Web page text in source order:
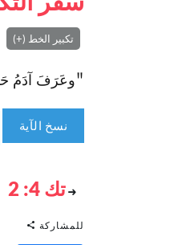
تكبير الخط (+)
"وعَرَفَ آدَمُ
نسخ الآية
تك 4: 2
للمشاركة